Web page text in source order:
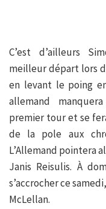
C’est d’ailleurs
meilleur départ lors
en levant le poing
allemand
premier tour et se
de la pole aux
L’Allemand pointera
Janis Reisulis. À
s’accrocher ce
McLellan.